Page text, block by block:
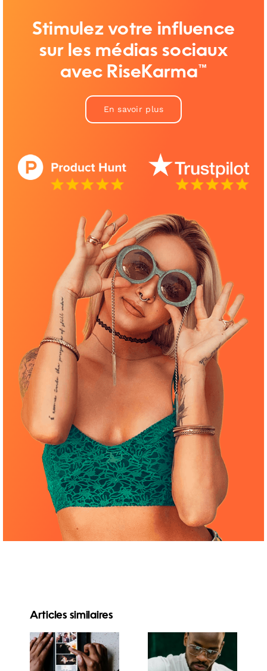
Stimulez votre influence
sur les médias sociaux
avec RiseKarma™
En savoir plus
Articles similaires